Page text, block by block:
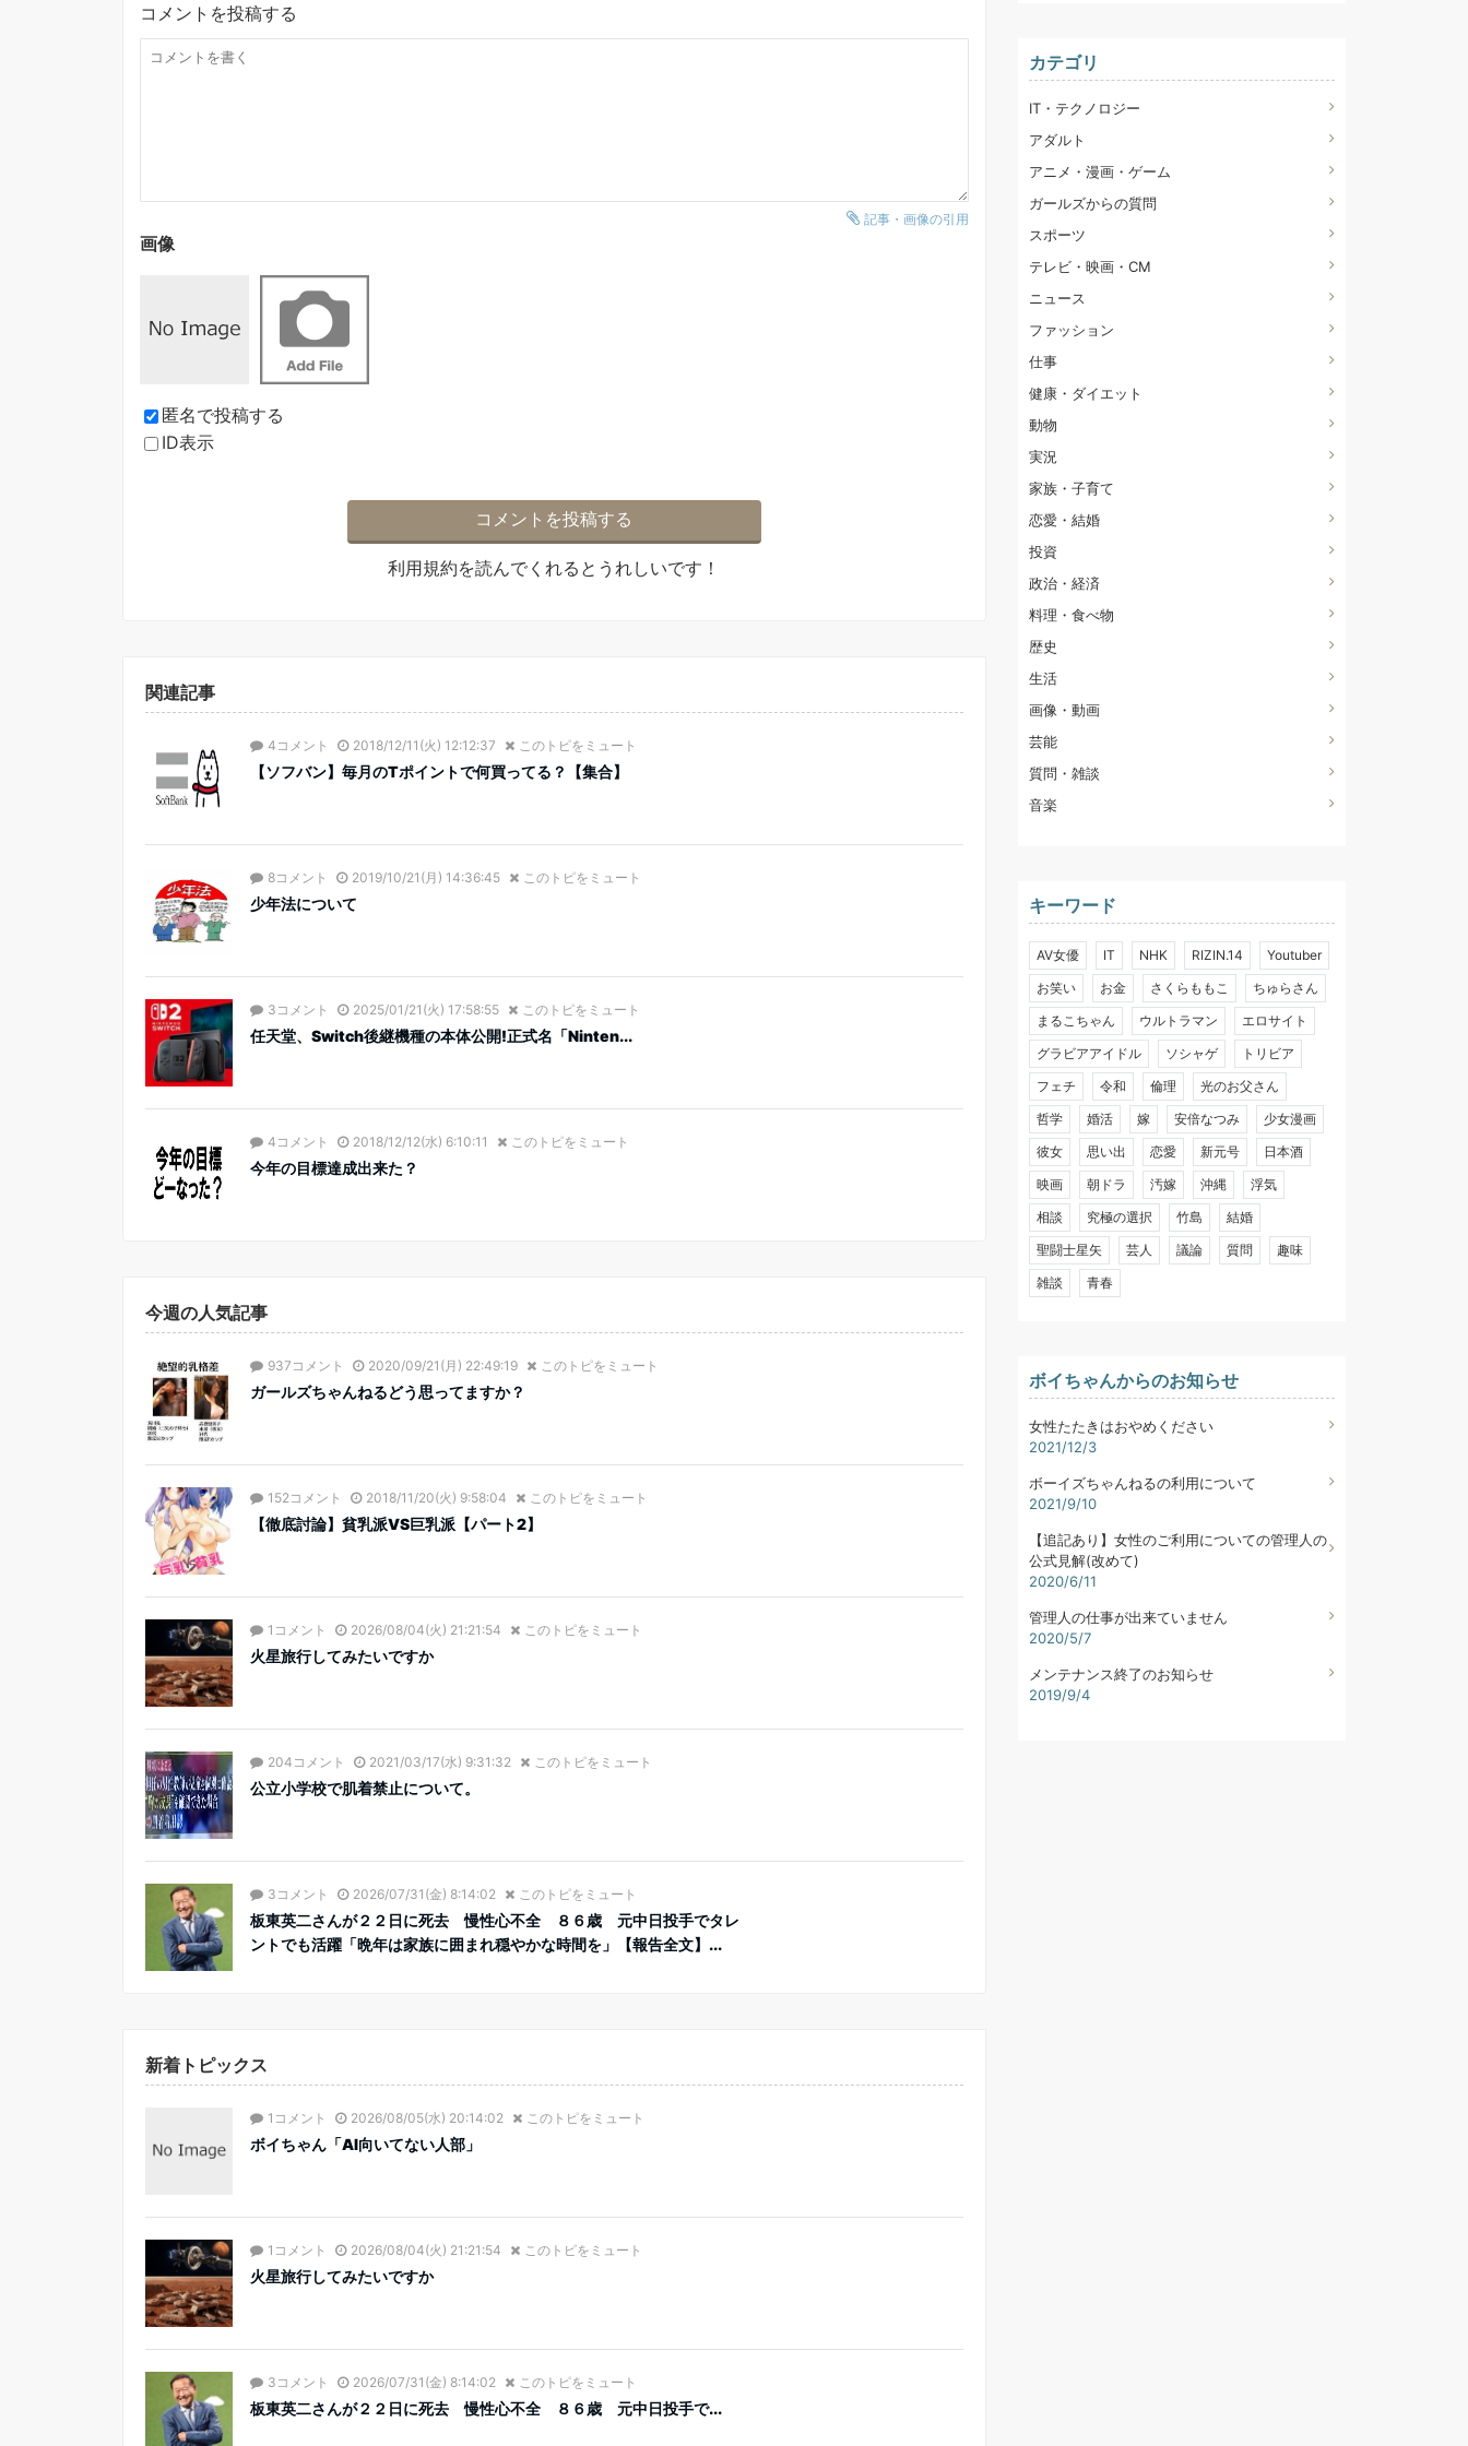
コメントを投稿する
記事・画像の引用
画像
匿名で投稿する
ID表示
利用規約を読んでくれるとうれしいです！
関連記事
4コメント 2018/12/11(火) 12:12:37 このトピをミュート
【ソフバン】毎月のTポイントで何買ってる？【集合】
8コメント 2019/10/21(月) 14:36:45 このトピをミュート
少年法について
3コメント 2025/01/21(火) 17:58:55 このトピをミュート
任天堂、Switch後継機種の本体公開!正式名「Ninten...
4コメント 2018/12/12(水) 6:10:11 このトピをミュート
今年の目標達成出来た？
今週の人気記事
937コメント 2020/09/21(月) 22:49:19 このトピをミュート
ガールズちゃんねるどう思ってますか？
152コメント 2018/11/20(火) 9:58:04 このトピをミュート
【徹底討論】貧乳派VS巨乳派【パート2】
1コメント 2026/08/04(火) 21:21:54 このトピをミュート
火星旅行してみたいですか
204コメント 2021/03/17(水) 9:31:32 このトピをミュート
公立小学校で肌着禁止について。
3コメント 2026/07/31(金) 8:14:02 このトピをミュート
板東英二さんが２２日に死去 慢性心不全 ８６歳 元中日投手でタレ
ントでも活躍「晩年は家族に囲まれ穏やかな時間を」【報告全文】...
新着トピックス
1コメント 2026/08/05(水) 20:14:02 このトピをミュート
ボイちゃん「AI向いてない人部」
1コメント 2026/08/04(火) 21:21:54 このトピをミュート
火星旅行してみたいですか
3コメント 2026/07/31(金) 8:14:02 このトピをミュート
板東英二さんが２２日に死去 慢性心不全 ８６歳 元中日投手で...
カテゴリ
IT・テクノロジー
アダルト
アニメ・漫画・ゲーム
ガールズからの質問
スポーツ
テレビ・映画・CM
ニュース
ファッション
仕事
健康・ダイエット
動物
実況
家族・子育て
恋愛・結婚
投資
政治・経済
料理・食べ物
歴史
生活
画像・動画
芸能
質問・雑談
音楽
キーワード
AV女優 IT NHK RIZIN.14
Youtuber
お笑い
お金 さくらももこ
ちゅらさん
まるこちゃん
ウルトラマン
エロサイト
グラビアアイドル
ソシャゲ
トリビア
フェチ
令和 倫理
光のお父さん
哲学
婚活 嫁 安倍なつみ
少女漫画
彼女
思い出 恋愛 新元号
日本酒
映画
朝ドラ 汚嫁 沖縄
浮気
相談
究極の選択 竹島
結婚
聖闘士星矢
芸人 議論 質問
趣味
雑談
青春
ボイちゃんからのお知らせ
女性たたきはおやめください
2021/12/3
ボーイズちゃんねるの利用について
2021/9/10
【追記あり】女性のご利用についての管理人の
公式見解(改めて)
2020/6/11
管理人の仕事が出来ていません
2020/5/7
メンテナンス終了のお知らせ
2019/9/4